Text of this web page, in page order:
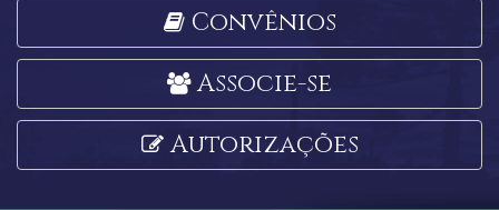
Convênios
Associe-se
Autorizações